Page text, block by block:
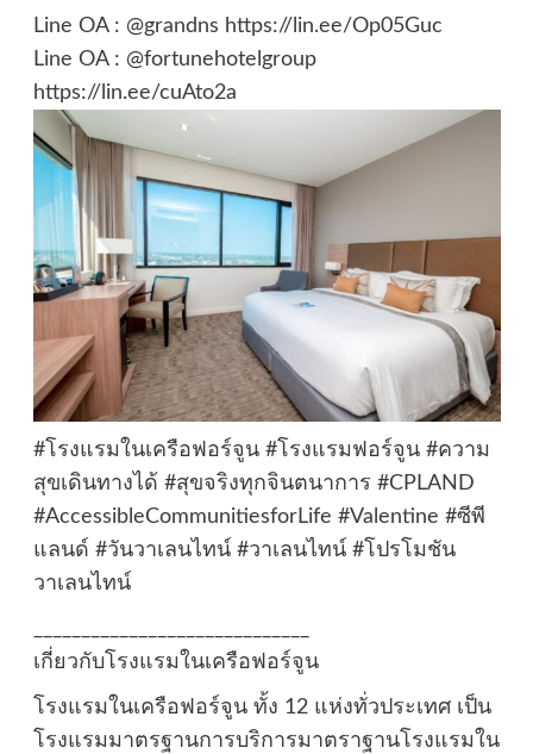
Line OA : @grandns https://lin.ee/Op05Guc
Line OA : @fortunehotelgroup
https://lin.ee/cuAto2a
#โรงแรมในเครือฟอร์จูน #โรงแรมฟอร์จูน #ความ
สุขเดินทางได้ #สุขจริงทุกจินตนาการ #CPLAND
#AccessibleCommunitiesforLife #Valentine #ซีพี
แลนด์ #วันวาเลนไทน์ #วาเลนไทน์ #โปรโมชัน
วาเลนไทน์
เกี่ยวกับโรงแรมในเครือฟอร์จูน
โรงแรมในเครือฟอร์จูน ทั้ง 12 แห่งทั่วประเทศ เป็น
โรงแรมมาตรฐานการบริการมาตราฐานโรงแรมใน